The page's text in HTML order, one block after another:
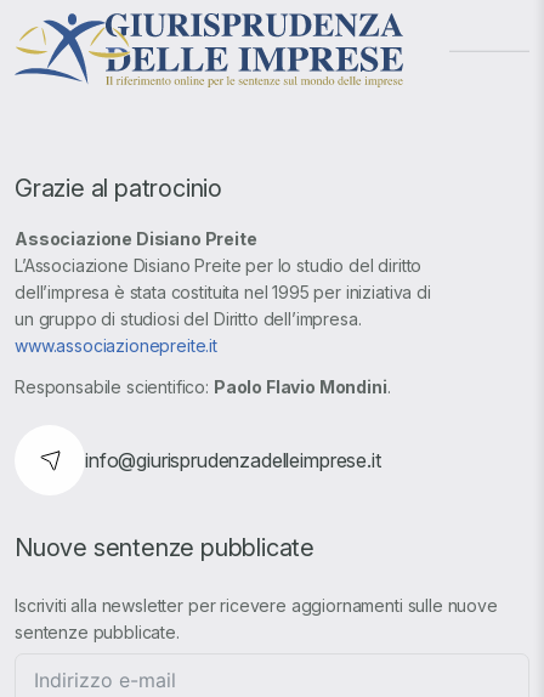
Grazie al patrocinio
Associazione Disiano Preite
L’Associazione Disiano Preite per lo studio del diritto
dell’impresa è stata costituita nel 1995 per iniziativa di
un gruppo di studiosi del Diritto dell’impresa.
www.associazionepreite.it
Responsabile scientifico: Paolo Flavio Mondini.
info@giurisprudenzadelleimprese.it
Nuove sentenze pubblicate
Iscriviti alla newsletter per ricevere aggiornamenti sulle nuove
sentenze pubblicate.